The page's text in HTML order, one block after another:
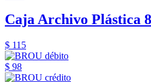
Caja Archivo Plástica
$ 115
$ 98